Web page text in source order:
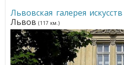
Львов (117 км.)